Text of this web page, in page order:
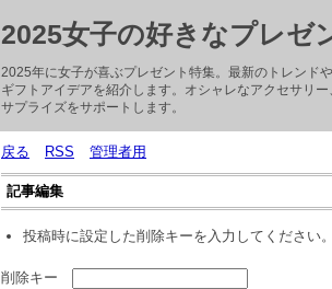
2025女子の好きなプレゼ
2025年に女子が喜ぶプレゼント特集。最新のトレンド
ギフトアイデアを紹介します。オシャレなアクセサリ
サプライズをサポートします。
戻る RSS 管理者用
記事編集
投稿時に設定した削除キーを入力してください
削除キー